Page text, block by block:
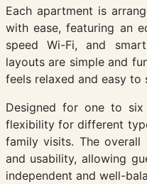
Each apartment is
with ease, featuring an
speed Wi-Fi, and
layouts are simple and
feels relaxed and easy to
Designed for one to
flexibility for different
family visits. The
and usability, allowing
independent and well-